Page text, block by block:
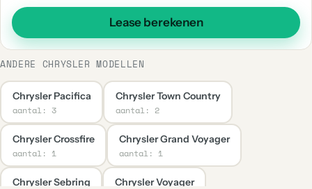
Lease berekenen
ANDERE CHRYSLER MODELLEN
Chrysler Pacifica
aantal: 3
Chrysler Town Country
aantal: 2
Chrysler Crossfire
aantal: 1
Chrysler Grand Voyager
aantal: 1
Chrysler Sebring Chrysler Voyager